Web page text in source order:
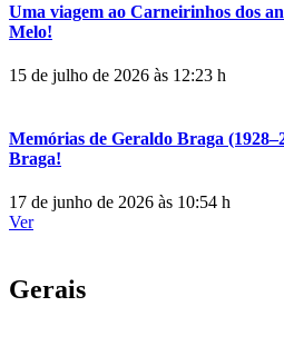
Uma viagem ao Carneirinhos dos
Melo!
15 de julho de 2026 às 12:23 h
Memórias de Geraldo Braga
Braga!
17 de junho de 2026 às 10:54 h
Ver
Gerais